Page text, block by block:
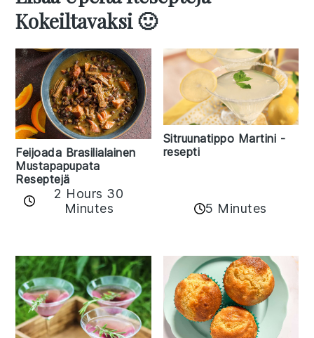
Kokeiltavaksi 🙂
Feijoada Brasilialainen
Mustapapupata
Reseptejä
2 Hours 30
Minutes
Sitruunatippo Martini -
resepti
5 Minutes